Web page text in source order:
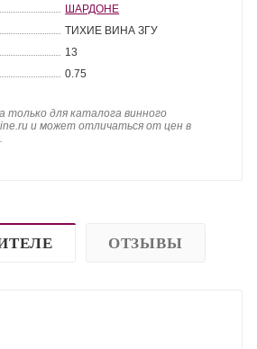
ШАРДОНЕ
ТИХИЕ ВИНА ЗГУ
13
0.75
только для каталога винного
и может отличаться от цен в
ОТЗЫВЫ